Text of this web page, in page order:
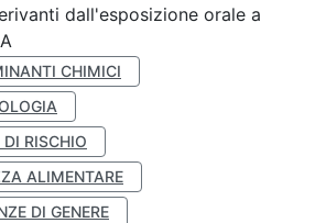
dall'esposizione orale a
CHIMICI
DI RISCHIO
ALIMENTARE
DI GENERE